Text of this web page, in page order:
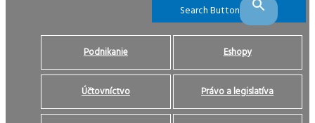
Search Button
Podnikanie Eshopy
Účtovníctvo Právo a legislatíva